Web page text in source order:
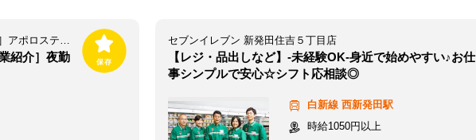
［紹介元］株式会社グリーンフォレスト［紹介先］アポロステーション 出雲崎SS （073）
紹介］夜勤
セブンイレブン 新発田住吉５丁目店
【レジ・品出しなど】-未経験OK-身近で始めやすい♪お仕
事シンプルで安心☆シフト応相談◎
白新線 西新発田駅
時給1050円以上